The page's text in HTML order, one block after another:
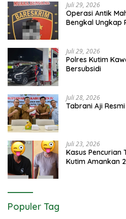
Juli 29, 2026
Operasi Antik
Bengkal Ungkap
Juli 29, 2026
Polres Kutim
Bersubsidi
Juli 28, 2026
Tabrani Aji
Juli 23, 2026
Kasus Pencurian
Kutim Amankan
Populer Tag